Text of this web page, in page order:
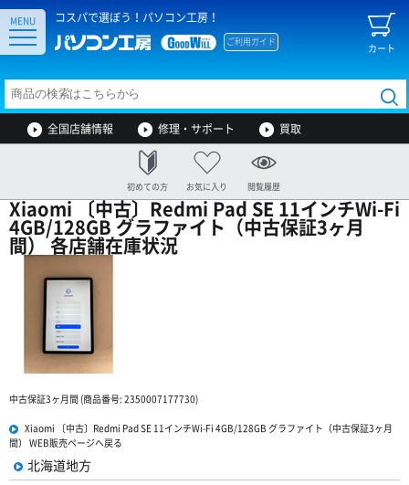
コスパで選ぼう！パソコン工房！
カート
ご利用ガイド
MENU
全国店舗情報 修理・サポート 買取
初めての方 お気に入り 閲覧履歴
Xiaomi 〔中古〕Redmi Pad SE 11インチWi-Fi
4GB/128GB グラファイト（中古保証3ヶ月
間） 各店舗在庫状況
中古保証3ヶ月間 (商品番号: 2350007177730)
Xiaomi 〔中古〕Redmi Pad SE 11インチWi-Fi 4GB/128GB グラファイト（中古保証3ヶ月
間） WEB販売ページへ戻る
北海道地方